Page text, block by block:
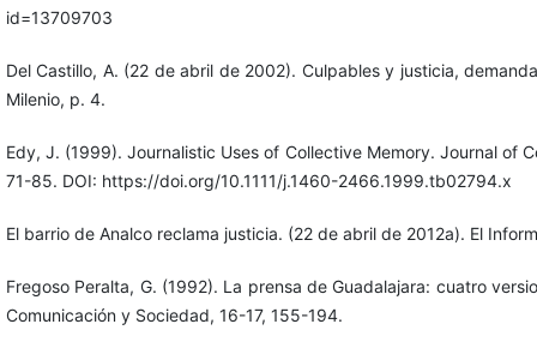
id=13709703
Del Castillo, A. (22 de abril de 2002). Culpables y justicia,
Milenio, p. 4.
Edy, J. (1999). Journalistic Uses of Collective Memory. Journal of
71-85. DOI: https://doi.org/10.1111/j.1460-2466.1999.tb02794.x
El barrio de Analco reclama justicia. (22 de abril de 2012a). El
Fregoso Peralta, G. (1992). La prensa de Guadalajara: cuatro
Comunicación y Sociedad, 16-17, 155-194.